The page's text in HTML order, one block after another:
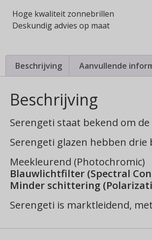
Hoge kwaliteit zonnebrillen
Deskundig advies op maat
Beschrijving Aanvullende
Beschrijving
Serengeti staat bekend om
Serengeti glazen hebben
Meekleurend (Photochromic)
Blauwlichtfilter (Spectral
Minder schittering
Serengeti is marktleidend,